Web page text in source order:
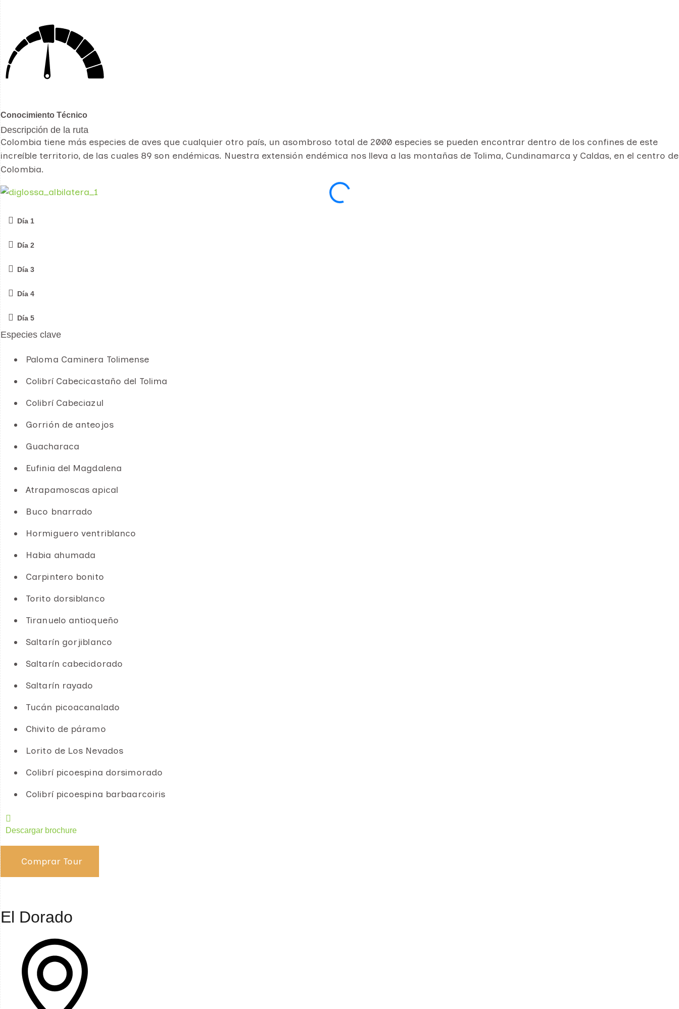
Conocimiento Técnico
Descripción de la ruta
Colombia tiene más especies de aves que cualquier otro país, un asombroso total de 2000 especies se pueden encontrar dentro de los confines de este
increíble territorio, de las cuales 89 son endémicas. Nuestra extensión endémica nos lleva a las montañas de Tolima, Cundinamarca y Caldas, en el centro de
Colombia.
Día 1
Día 2
Día 3
Día 4
Día 5
Especies clave
Paloma Caminera Tolimense
Colibrí Cabecicastaño del Tolima
Colibrí Cabeciazul
Gorrión de anteojos
Guacharaca
Eufinia del Magdalena
Atrapamoscas apical
Buco bnarrado
Hormiguero ventriblanco
Habia ahumada
Carpintero bonito
Torito dorsiblanco
Tiranuelo antioqueño
Saltarín gorjiblanco
Saltarín cabecidorado
Saltarín rayado
Tucán picoacanalado
Chivito de páramo
Lorito de Los Nevados
Colibrí picoespina dorsimorado
Colibrí picoespina barbaarcoiris
Descargar brochure
Comprar Tour
El Dorado